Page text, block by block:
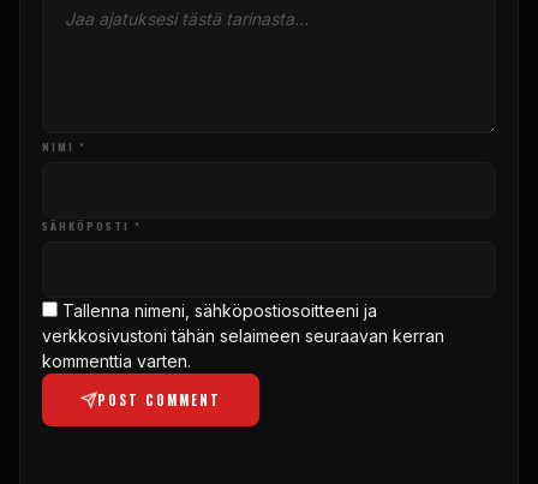
NIMI *
SÄHKÖPOSTI *
Tallenna nimeni, sähköpostiosoitteeni ja
verkkosivustoni tähän selaimeen seuraavan kerran
kommenttia varten.
POST COMMENT